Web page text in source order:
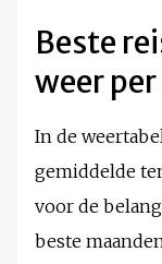
Beste
weer
In de
gemiddelde
voor de
beste